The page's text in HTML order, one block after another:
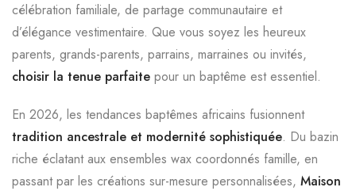
célébration familiale, de partage communautaire et
d’élégance vestimentaire. Que vous soyez les heureux
parents, grands-parents, parrains, marraines ou invités,
choisir la tenue parfaite pour un baptême est essentiel.
En 2026, les tendances baptêmes africains fusionnent
tradition ancestrale et modernité sophistiquée. Du bazin
riche éclatant aux ensembles wax coordonnés famille, en
passant par les créations sur-mesure personnalisées, Maison